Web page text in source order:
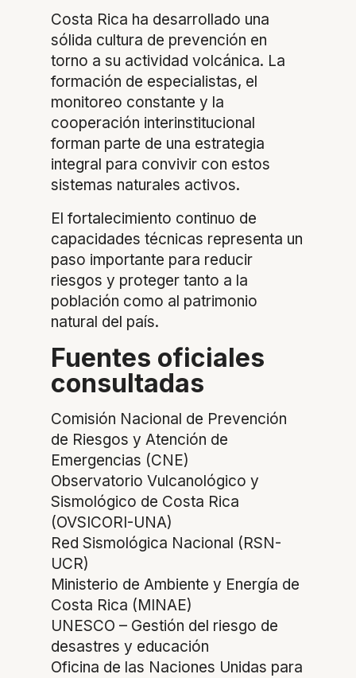
Costa Rica ha desarrollado una
sólida cultura de prevención en
torno a su actividad volcánica. La
formación de especialistas, el
monitoreo constante y la
cooperación interinstitucional
forman parte de una estrategia
integral para convivir con estos
sistemas naturales activos.
El fortalecimiento continuo de
capacidades técnicas representa un
paso importante para reducir
riesgos y proteger tanto a la
población como al patrimonio
natural del país.
Fuentes oficiales
consultadas
Comisión Nacional de Prevención
de Riesgos y Atención de
Emergencias (CNE)
Observatorio Vulcanológico y
Sismológico de Costa Rica
(OVSICORI-UNA)
Red Sismológica Nacional (RSN-
UCR)
Ministerio de Ambiente y Energía de
Costa Rica (MINAE)
UNESCO – Gestión del riesgo de
desastres y educación
Oficina de las Naciones Unidas para